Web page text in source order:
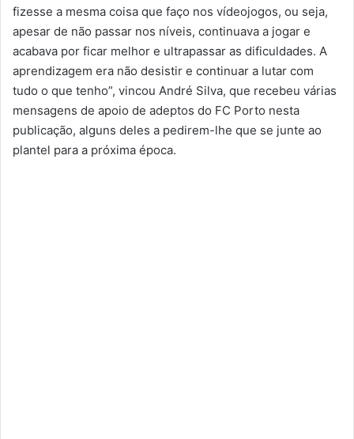
fizesse a mesma coisa que faço nos vídeojogos, ou seja,
apesar de não passar nos níveis, continuava a jogar e
acabava por ficar melhor e ultrapassar as dificuldades. A
aprendizagem era não desistir e continuar a lutar com
tudo o que tenho”, vincou André Silva, que recebeu várias
mensagens de apoio de adeptos do FC Porto nesta
publicação, alguns deles a pedirem-lhe que se junte ao
plantel para a próxima época.